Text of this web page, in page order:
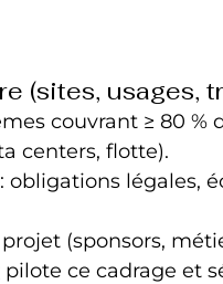
(sites, usages,
couvrant ≥ 80
centers, flotte).
obligations légales,
(sponsors,
pilote ce cadrage et